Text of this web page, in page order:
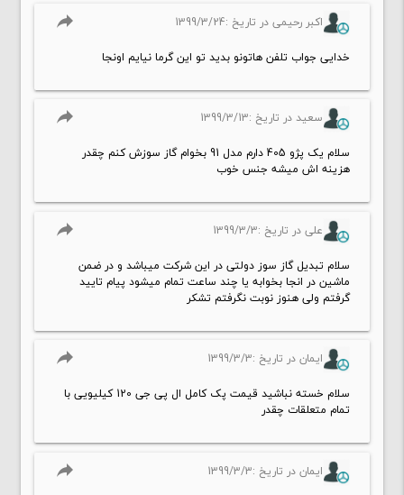
اکبر رحیمی در تاریخ :1399/3/24 reply
خدایی جواب تلفن هاتونو بدید تو این گرما نیایم اونجا
سعید در تاریخ :1399/3/13 reply
سلام یک پژو 405 دارم مدل 91 بخوام گاز سوزش کنم چقدر
هزینه اش میشه جنس خوب
علی در تاریخ :1399/3/3 reply
سلام تبدیل گاز سوز دولتی در این شرکت میباشد و در ضمن
ماشین در انجا بخوابه یا چند ساعت تمام میشود پیام تایید
گرفتم ولی هنوز نوبت نگرفتم تشکر
ایمان در تاریخ :1399/3/3 reply
سلام خسته نباشید قیمت پک کامل ال پی جی 120 کیلیویی با
تمام متعلقات چقدر
ایمان در تاریخ :1399/3/3 reply